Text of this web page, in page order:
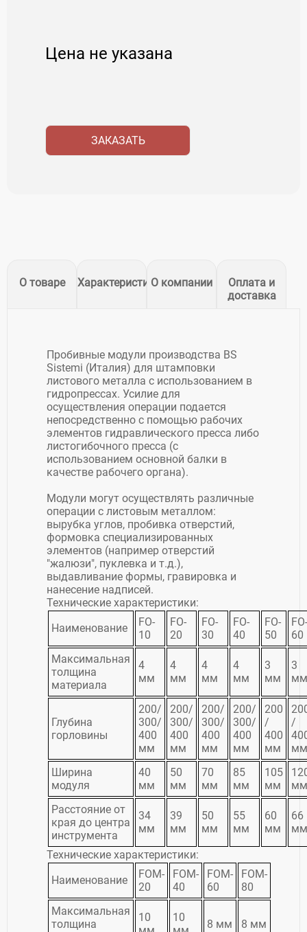
Цена не указана
ЗАКАЗАТЬ
О товаре ХарактеристикиО компании
Оплата и
доставка
Пробивные модули производства BS
Sistemi (Италия) для штамповки
листового металла с использованием в
гидропрессах. Усилие для
осуществления операции подается
непосредственно с помощью рабочих
элементов гидравлического пресса либо
листогибочного пресса (с
использованием основной балки в
качестве рабочего органа).
Модули могут осуществлять различные
операции с листовым металлом:
вырубка углов, пробивка отверстий,
формовка специализированных
элементов (например отверстий
"жалюзи", пуклевка и т.д.),
выдавливание формы, гравировка и
нанесение надписей.
Технические характеристики:
Наименование
FO-
10
FO-
20
FO-
30
FO-
40
FO-
50
FO-
60
Максимальная
толщина
материала
4
мм
4
мм
4
мм
4
мм
3
мм
3
мм
Глубина
горловины
200/
300/
400
мм
200/
300/
400
мм
200/
300/
400
мм
200/
300/
400
мм
200
/
400
мм
/
мм
Ширина
модуля
40
мм
50
мм
70
мм
85
мм
105
мм
мм
Расстояние от
края до центра
инструмента
34
мм
39
мм
50
мм
55
мм
60
мм
66
мм
Технические характеристики:
Наименование
FOM-
20
FOM-
40
FOM-
60
FOM-
80
Максимальная
толщина
10
10
8 мм 8 мм